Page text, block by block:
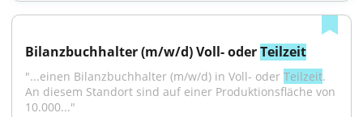
Bilanzbuchhalter (m/w/d) Voll- oder Teilzeit
"...einen Bilanzbuchhalter (m/w/d) in Voll- oder Teilzeit.
An diesem Standort sind auf einer Produktionsfläche von
10.000..."